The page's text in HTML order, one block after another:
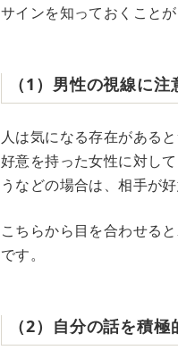
サインを知っておくこと
（1）男性の視線に注
人は気になる存在がある
好意を持った女性に対し
うなどの場合は、相手が
こちらから目を合わせる
です。
（2）自分の話を積極